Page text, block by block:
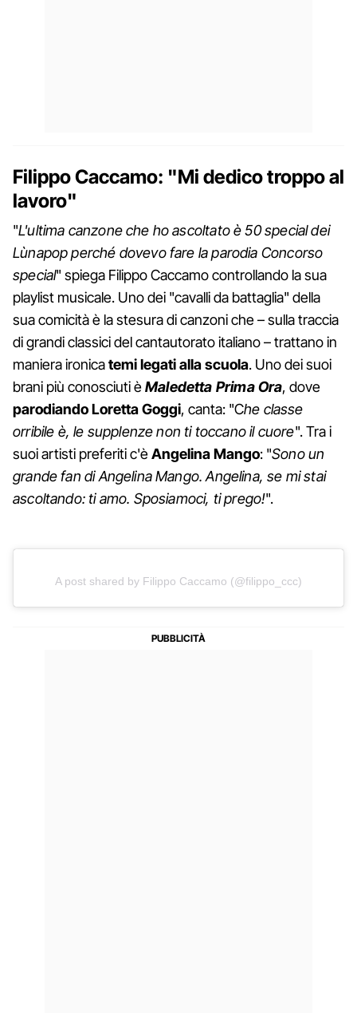
Filippo Caccamo: "Mi dedico troppo al
lavoro"
"L'ultima canzone che ho ascoltato è 50 special dei
Lùnapop perché dovevo fare la parodia Concorso
special" spiega Filippo Caccamo controllando la sua
playlist musicale. Uno dei "cavalli da battaglia" della
sua comicità è la stesura di canzoni che – sulla traccia
di grandi classici del cantautorato italiano – trattano in
maniera ironicatemi legati alla scuola. Uno dei suoi
brani più conosciuti èMaledetta Prima Ora, dove
parodiando Loretta Goggi, canta: "Che classe
orribile è, le supplenze non ti toccano il cuore". Tra i
suoi artisti preferiti c'èAngelina Mango: "Sono un
grande fan di Angelina Mango. Angelina, se mi stai
ascoltando: ti amo. Sposiamoci, ti prego!".
A post shared by Filippo Caccamo (@filippo_ccc)